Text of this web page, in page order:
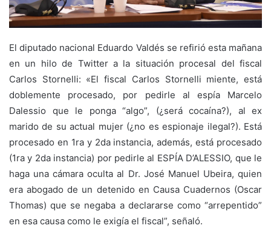
El diputado nacional Eduardo Valdés se refirió esta mañana
en un hilo de Twitter a la situación procesal del fiscal
Carlos Stornelli: «El fiscal Carlos Stornelli miente, está
doblemente procesado, por pedirle al espía Marcelo
Dalessio que le ponga “algo”, (¿será cocaína?), al ex
marido de su actual mujer (¿no es espionaje ilegal?). Está
procesado en 1ra y 2da instancia, además, está procesado
(1ra y 2da instancia) por pedirle al ESPÍA D’ALESSIO, que le
haga una cámara oculta al Dr. José Manuel Ubeira, quien
era abogado de un detenido en Causa Cuadernos (Oscar
Thomas) que se negaba a declararse como “arrepentido”
en esa causa como le exigía el fiscal”, señaló.